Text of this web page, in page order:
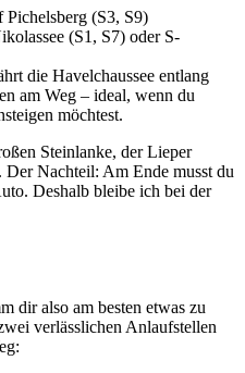
Pichelsberg (S3, S9)
(S1, S7) oder S-
die Havelchaussee entlang
am Weg – ideal, wenn du
möchtest.
Steinlanke, der Lieper
Nachteil: Am Ende musst du
Deshalb bleibe ich bei der
dir also am besten etwas zu
verlässlichen Anlaufstellen